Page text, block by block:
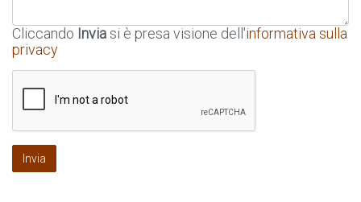
Cliccando Invia si è presa visione dell'informativa sulla
privacy